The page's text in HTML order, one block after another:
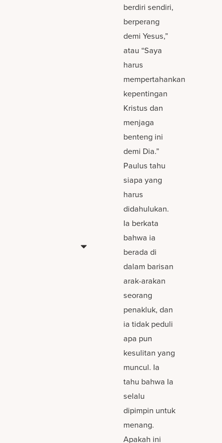
berdiri sendiri,
berperang
demi Yesus,”
atau “Saya
harus
mempertahankan
kepentingan
Kristus dan
menjaga
benteng ini
demi Dia.”
Paulus tahu
siapa yang
harus
didahulukan.
Ia berkata
bahwa ia
berada di
dalam barisan
arak-arakan
seorang
penakluk, dan
ia tidak peduli
apa pun
kesulitan yang
muncul. Ia
tahu bahwa Ia
selalu
dipimpin untuk
menang.
Apakah ini